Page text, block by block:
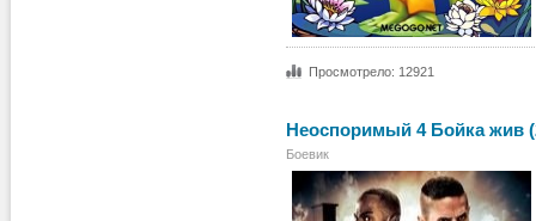
Просмотрело: 12921
Неоспоримый 4 Бойка жив
Боевик